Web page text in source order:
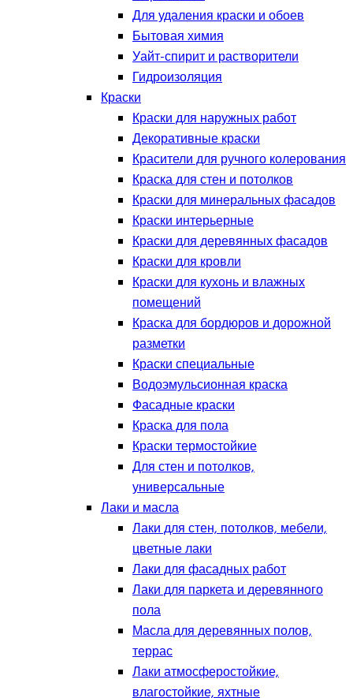
Для удаления краски и обоев
Бытовая химия
Уайт-спирит и растворители
Гидроизоляция
Краски
Краски для наружных работ
Декоративные краски
Красители для ручного колерования
Краска для стен и потолков
Краски для минеральных фасадов
Краски интерьерные
Краски для деревянных фасадов
Краски для кровли
Краски для кухонь и влажных
помещений
Краска для бордюров и дорожной
разметки
Краски специальные
Водоэмульсионная краска
Фасадные краски
Краска для пола
Краски термостойкие
Для стен и потолков,
универсальные
Лаки и масла
Лаки для стен, потолков, мебели,
цветные лаки
Лаки для фасадных работ
Лаки для паркета и деревянного
пола
Масла для деревянных полов,
террас
Лаки атмосферостойкие,
влагостойкие, яхтные